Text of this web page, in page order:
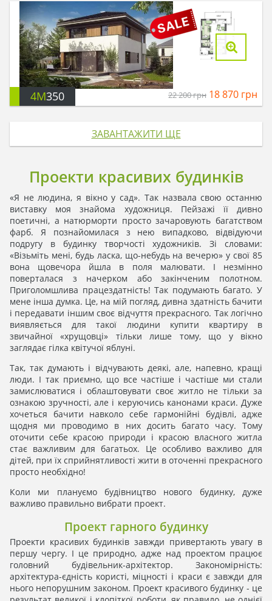
4M350 22 200грн 18 870 грн
ЗАВАНТАЖИТИ ЩЕ
Проекти красивих будинків
«Я не людина, я вікно у сад». Так назвала свою останню
виставку моя знайома художниця. Пейзажі її дивно
поетичні, а натюрморти просто зачаровують багатством
фарб. Я познайомилася з нею випадково, відвідуючи
подругу в будинку творчості художників. Зі словами:
«Візьміть мені, будь ласка, що-небудь на вечерю» у свої 85
вона щовечора йшла в поля малювати. І незмінно
поверталася з начерком або закінченим полотном.
Приголомшлива працездатність! Так подумають багато. У
мене інша думка. Це, на мій погляд, дивна здатність бачити
і передавати іншим своє відчуття прекрасного. Так логічно
виявляється для такої людини купити квартиру в
звичайної «хрущовці» тільки лише тому, що у вікно
заглядає гілка квітучої яблуні.
Так, так думають і відчувають деякі, але, напевно, кращі
люди. І так приємно, що все частіше і частіше ми стали
замислюватися і облаштовувати своє житло не тільки за
ознакою зручності, але і керуючись канонами краси. Дуже
хочеться бачити навколо себе гармонійні будівлі, адже
щодня ми проводимо в них досить багато часу. Тому
оточити себе красою природи і красою власного житла
стає важливим для багатьох. Це особливо важливо для
дітей, при їх сприйнятливості жити в оточенні прекрасного
просто необхідно!
Коли ми плануємо будівництво нового будинку, дуже
важливо правильно вибрати проект.
Проект гарного будинку
Проекти красивих будинків завжди привертають увагу в
першу чергу. І це природно, адже над проектом працює
головний будівельник-архітектор. Закономірність:
архітектура-єдність користі, міцності і краси є завжди для
нього непорушним законом. Проект красивого будинку - це